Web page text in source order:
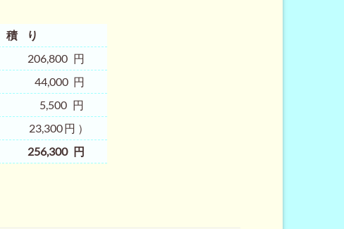
り
円
44,000円
5,500円
円）
円